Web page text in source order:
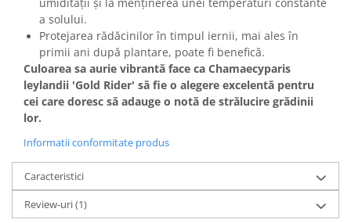
umidității și la menținerea unei temperaturi constante
a solului.
Protejarea rădăcinilor în timpul iernii, mai ales în
primii ani după plantare, poate fi benefică.
Culoarea sa aurie vibrantă face ca Chamaecyparis
leylandii 'Gold Rider' să fie o alegere excelentă pentru
cei care doresc să adauge o notă de strălucire grădinii
lor.
Informatii conformitate produs
Caracteristici
Review-uri(1)